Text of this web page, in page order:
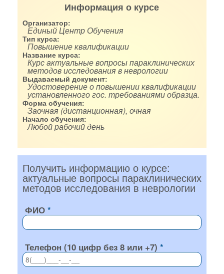
Информация о курсе
Организатор:
Единый Центр Обучения
Тип курса:
Повышение квалификации
Название курса:
Курс актуальные вопросы параклинических
методов исследования в неврологии
Выдаваемый документ:
Удостоверение о повышении квалификации
установленного гос. требованиями образца.
Форма обучения:
Заочная (дистанционная), очная
Начало обучения:
Любой рабочий день
Получить информацию о курсе:
актуальные вопросы параклинических
методов исследования в неврологии
ФИО
Телефон (10 цифр без 8 или +7)